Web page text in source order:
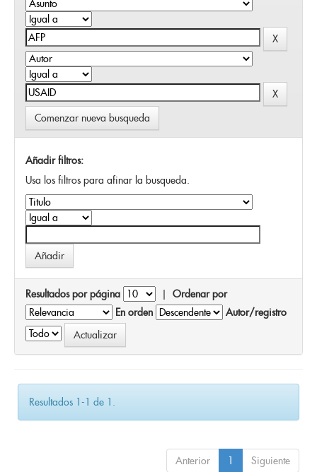
Comenzar nueva busqueda
Añadir filtros:
Usa los filtros para afinar la busqueda.
Resultados por página | Ordenar por
En orden
Autor/registro
Resultados 1-1 de 1.
Anterior 1 Siguiente